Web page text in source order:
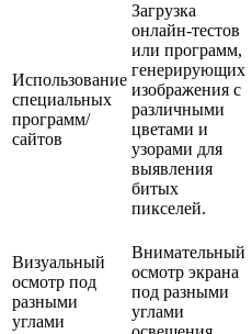
Использование
специальных
программ/
сайтов
Загрузка
онлайн-тестов
или программ,
генерирующих
изображения с
различными
цветами и
узорами для
выявления
битых
пикселей.
Визуальный
осмотр под
разными
углами
Внимательный
осмотр экрана
под разными
углами